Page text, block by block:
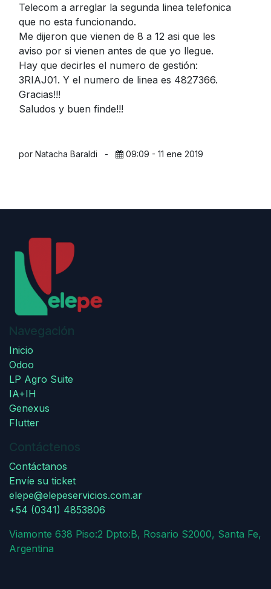
Telecom a arreglar la segunda linea telefonica
que no esta funcionando.
Me dijeron que vienen de 8 a 12 asi que les
aviso por si vienen antes de que yo llegue.
Hay que decirles el numero de gestión:
3RIAJ01. Y el numero de linea es 4827366.
Gracias!!!
Saludos y buen finde!!!
por Natacha Baraldi - 09:09 - 11 ene 2019
Navegación
Inicio
Odoo
LP Agro Suite
IA+IH
Genexus
Flutter
Contáctenos
Contáctanos
Envíe su ticket
elepe@elepeservicios.com.ar
+54 (0341) 4853806
Viamonte 638 Piso:2 Dpto:B, Rosario S2000, Santa Fe,
Argentina